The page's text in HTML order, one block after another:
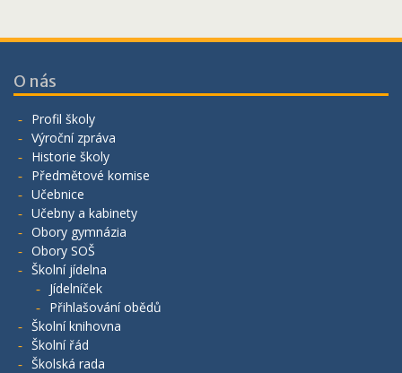
O nás
Profil školy
Výroční zpráva
Historie školy
Předmětové komise
Učebnice
Učebny a kabinety
Obory gymnázia
Obory SOŠ
Školní jídelna
Jídelníček
Přihlašování obědů
Školní knihovna
Školní řád
Školská rada